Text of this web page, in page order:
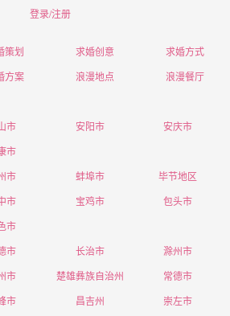
登录/注册
策划 求婚创意
求婚方式
方案 浪漫地点
浪漫餐厅
市 安阳市
安庆市
市
市 蚌埠市
毕节地区
市 宝鸡市
包头市
市
市 长治市
滁州市
市 楚雄彝族自治州
常德市
市 昌吉州
崇左市